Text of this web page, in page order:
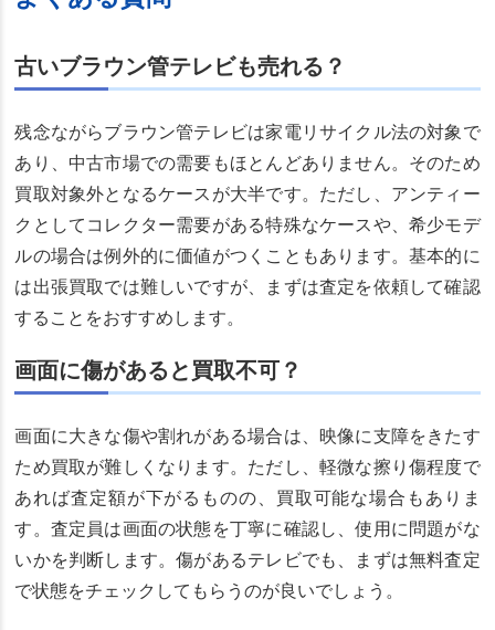
古いブラウン管テレビも売れる？
残念ながらブラウン管テレビは家電リサイクル法の対象で
あり、中古市場での需要もほとんどありません。そのため
買取対象外となるケースが大半です。ただし、アンティー
クとしてコレクター需要がある特殊なケースや、希少モデ
ルの場合は例外的に価値がつくこともあります。基本的に
は出張買取では難しいですが、まずは査定を依頼して確認
することをおすすめします。
画面に傷があると買取不可？
画面に大きな傷や割れがある場合は、映像に支障をきたす
ため買取が難しくなります。ただし、軽微な擦り傷程度で
あれば査定額が下がるものの、買取可能な場合もありま
す。査定員は画面の状態を丁寧に確認し、使用に問題がな
いかを判断します。傷があるテレビでも、まずは無料査定
で状態をチェックしてもらうのが良いでしょう。